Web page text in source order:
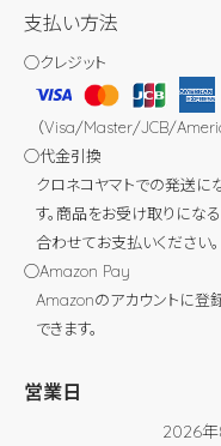
支払い方法
◯クレジット
（Visa/Master/JCB/
◯代金引換
クロネコヤマトでの発送に
す。商品をお受け取りにな
合わせてお支払いください。
◯Amazon Pay
Amazonのアカウントに登
できます。
営業日
2026年